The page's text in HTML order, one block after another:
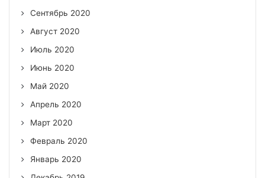
Сентябрь 2020
Август 2020
Июль 2020
Июнь 2020
Май 2020
Апрель 2020
Март 2020
Февраль 2020
Январь 2020